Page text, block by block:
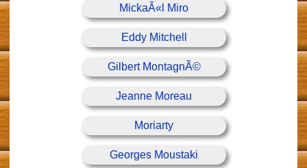
MickaÃ«l Miro
Eddy Mitchell
Gilbert MontagnÃ©
Jeanne Moreau
Moriarty
Georges Moustaki